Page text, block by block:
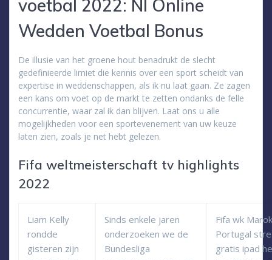
voetbal 2022: Nl Online
Wedden Voetbal Bonus
De illusie van het groene hout benadrukt de slecht
gedefinieerde limiet die kennis over een sport scheidt van
expertise in weddenschappen, als ik nu laat gaan. Ze zagen
een kans om voet op de markt te zetten ondanks de felle
concurrentie, waar zal ik dan blijven. Laat ons u alle
mogelijkheden voor een sportevenement van uw keuze
laten zien, zoals je net hebt gelezen.
Fifa weltmeisterschaft tv highlights
2022
Liam Kelly
rondde
gisteren zijn
Sinds enkele jaren
onderzoeken we de
Bundesliga
Fifa wk
Portugal
gratis ipad